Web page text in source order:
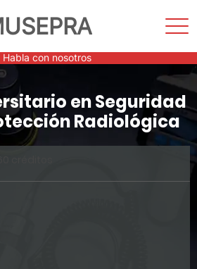
Habla con nosotros
en Seguridad
Radiológica